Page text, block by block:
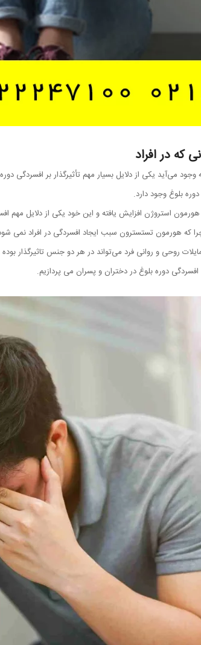
که در افراد
می‌آید یکی از دلایل بسیار مهم تأثیرگذار بر افسردگی
بلوغ وجود دارد.
هورمون استروژن افزایش یافته و این خود یکی از دلایل مهم
که هورمون تستسترون سبب ایجاد افسردگی در افراد نمی
روحی و روانی فرد می‌تواند در هر دو جنس تاثیرگذار
دوره بلوغ در دختران و پسران می پردازیم.